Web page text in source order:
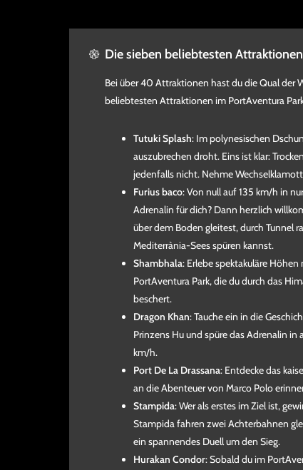
Die sieben beliebtesten
Bei über 40 Attraktionen hast du die Qual der
beliebtesten Attraktionen im PortAventura
Tutuki Splash: Im polynesischen
auszubrechen droht. Eins ist klar:
jedenfalls nicht. Nehme
Furius baco: Von null auf 135 km/h in
Adrenalin für dich? Dann herzlich
über dem Boden gleitest, durch Tunnel
Mediterrània-Sees spüren kannst.
Shambhala: Erlebe spektakuläre
PortAventura Park, die du durch das
beschert.
Dragon Khan: Tauche ein in die
Prinzens Hu und spüre das Adrenalin
km/h.
Port De La Drassana: Entdecke das
an die Abenteuer von Marco Polo
Stampida: Wer als erstes im Ziel ist,
Stampida fahren zwei Achterbahnen
ein spannendes Duell um den Sieg.
Hurakan Condor: Sobald du im